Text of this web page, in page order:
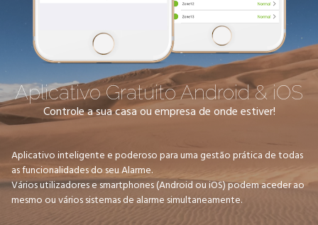
Aplicativo Gratuito Android & iOS
Controle a sua casa ou empresa de onde estiver!
Aplicativo inteligente e poderoso para uma gestão prática de todas
as funcionalidades do seu Alarme.
Vários utilizadores e smartphones (Android ou iOS) podem aceder ao
mesmo ou vários sistemas de alarme simultaneamente.